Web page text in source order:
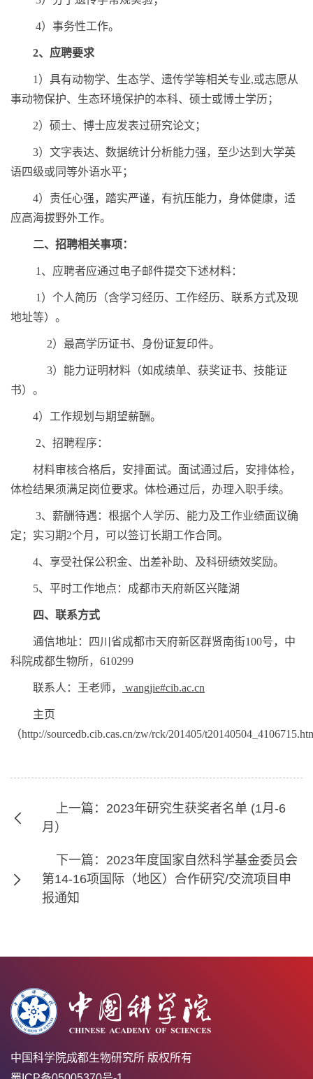
4）事务性工作。
2、应聘要求
1 ）具有动物学、生态学、遗传学等相关专业,或志愿从
事动物保护、生态环境保护的本科、硕士或博士学历；
2）硕士、博士应发表过研究论文；
3）文字表达、数据统计分析能力强，至少达到大学英
语四级或同等外语水平；
4）责任心强，踏实严谨，有抗压能力，身体健康，适
应高海拔野外工作。
二、招聘相关事项：
1 、应聘者应通过电子邮件提交下述材料：
1 ）个人简历（含学习经历、工作经历、联系方式及现
地址等）。
2）最高学历证书、身份证复印件。
3）能力证明材料（如成绩单、获奖证书、技能证
书）。
4）工作规划与期望薪酬。
2、招聘程序：
材料审核合格后，安排面试。面试通过后，安排体检，
体检结果须满足岗位要求。体检通过后，办理入职手续。
3、薪酬待遇：根据个人学历、能力及工作业绩面议确
定；实习期2个月，可以签订长期工作合同。
4、享受社保公积金、出差补助、及科研绩效奖励。
5、平时工作地点：成都市天府新区兴隆湖
四、联系方式
通信地址：四川省成都市天府新区群贤南街100号，中
科院成都生物所， 610299
联系人：王老师， wangjie#cib.ac.cn
主页
（http://sourcedb.cib.cas.cn/zw/rck/201405/
上一篇：2023年研究生获奖者名单 (1月-6
月）
下一篇：2023年度国家自然科学基金委员会
第14-16项国际（地区）合作研究/交流项目申
报通知
中国科学院成都生物研究所 版权所有